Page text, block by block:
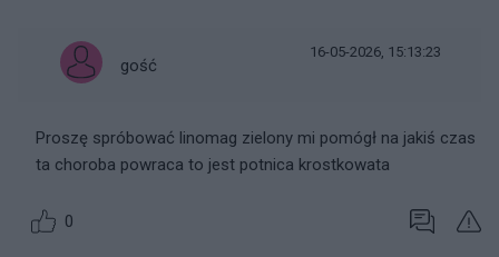
gość
16-05-2026, 15:13:23
Proszę spróbować linomag zielony mi pomógł na jakiś czas
ta choroba powraca to jest potnica krostkowata
0